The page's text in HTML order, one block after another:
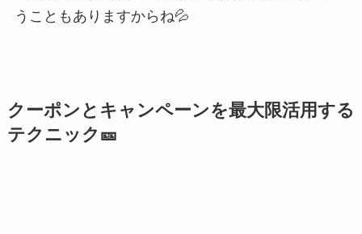
うこともありますからね💦
クーポンとキャンペーンを最大限活用する
テクニック🎫